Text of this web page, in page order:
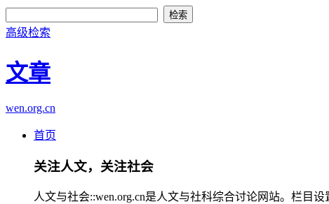
高级检索
文章
wen.org.cn
首页
关注人文，关注社会
人文与社会::wen.org.cn是人文与社科综合讨论网站。栏目